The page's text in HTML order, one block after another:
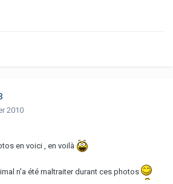
2010
en voici , en voilà
n'a été maltraiter durant ces photos